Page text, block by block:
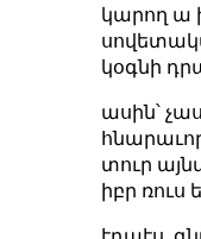
կարող ա
կօգնի
ասին՝
տուր
իբր ռուս